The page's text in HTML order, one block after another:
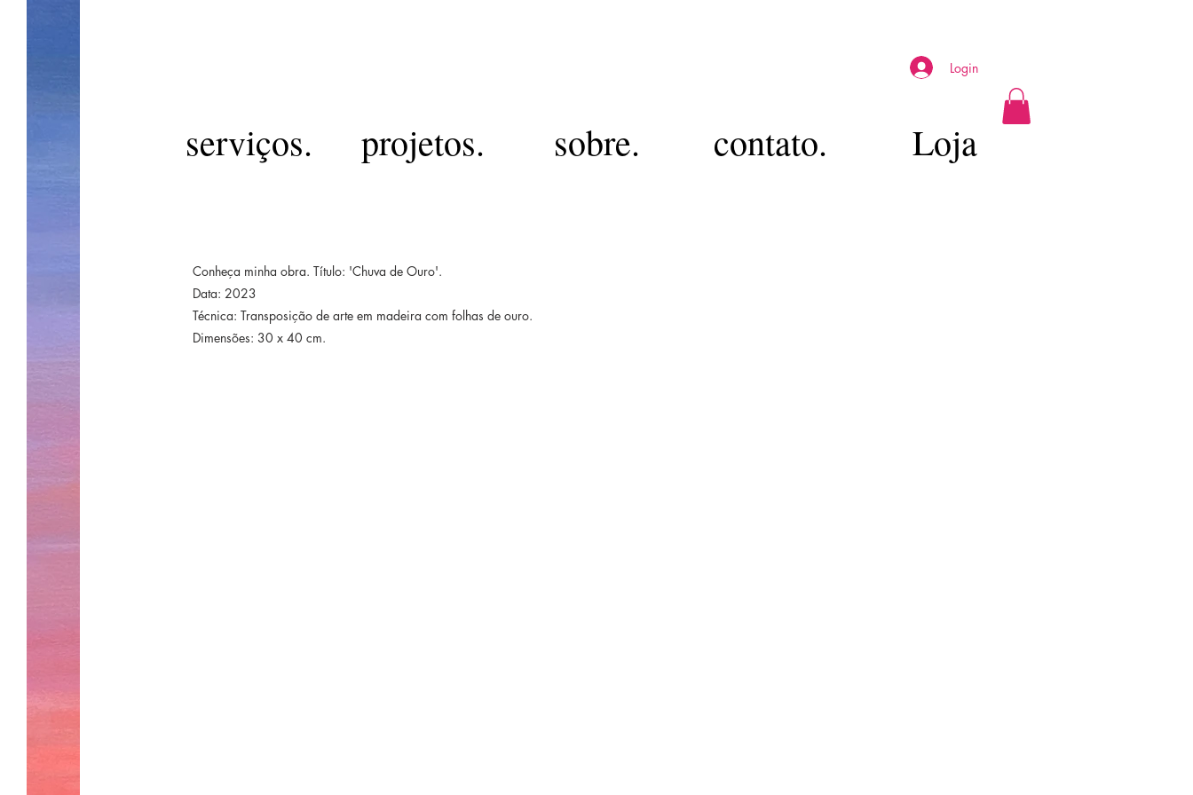
serviços. projetos. sobre. contato. Loja
Login
Conheça minha obra. Título: 'Chuva de Ouro'.
Data: 2023
Técnica: Transposição de arte em madeira com folhas de ouro.
Dimensões: 30 x 40 cm.